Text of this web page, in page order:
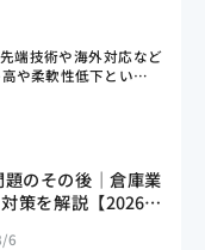
端技術や海外対応など
や柔軟性低下といった
りやすく解説します。
EC事業者・物流担当者
です。
のその後｜倉庫業
策を解説【2026年
6